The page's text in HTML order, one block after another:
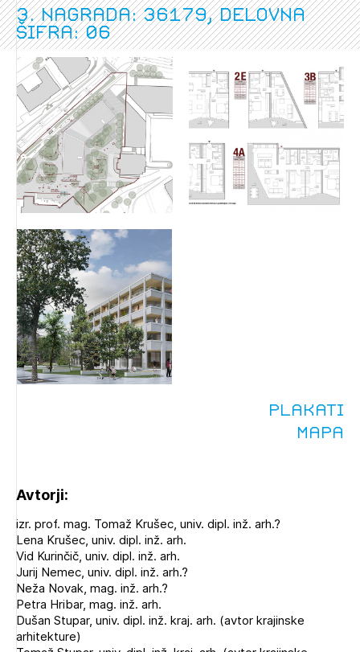
3. nagrada: 36179, delovna
šifra: 06
Plakati
Mapa
Avtorji:
izr. prof. mag. Tomaž Krušec, univ. dipl. inž. arh.?
Lena Krušec, univ. dipl. inž. arh.
Vid Kurinčič, univ. dipl. inž. arh.
Jurij Nemec, univ. dipl. inž. arh.?
Neža Novak, mag. inž. arh.?
Petra Hribar, mag. inž. arh.
Dušan Stupar, univ. dipl. inž. kraj. arh. (avtor krajinske
arhitekture)